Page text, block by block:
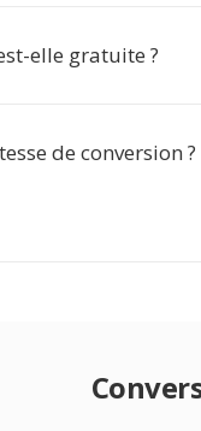
elle gratuite ?
de conversion ?